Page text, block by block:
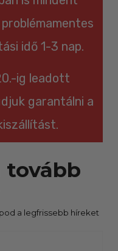
idő 1-3 nap.
ig leadott
garantálni a
tovább
a legfrissebb híreket